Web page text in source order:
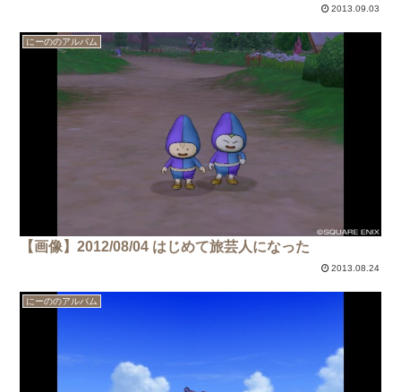
2013.09.03
にーののアルバム
【画像】2012/08/04 はじめて旅芸人になった
2013.08.24
にーののアルバム